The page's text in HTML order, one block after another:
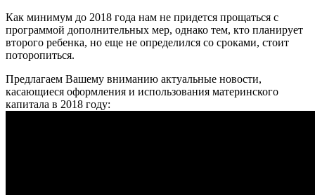
Как минимум до 2018 года нам не придется прощаться с
программой дополнительных мер, однако тем, кто планирует
второго ребенка, но еще не определился со сроками, стоит
поторопиться.
Предлагаем Вашему вниманию актуальные новости,
касающиеся оформления и использования материнского
капитала в 2018 году: